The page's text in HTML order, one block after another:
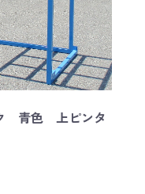
ク 青色 上ピンタ